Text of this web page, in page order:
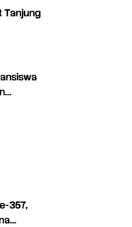
Tanjung
357,